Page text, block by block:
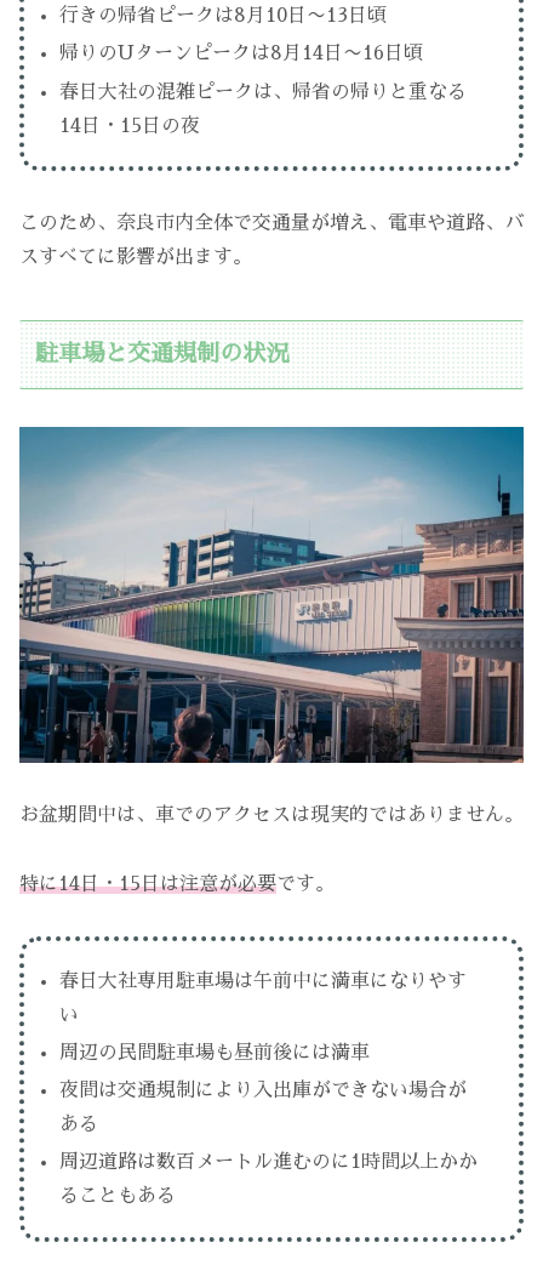
行きの帰省ピークは8月10日〜13日頃
帰りのUターンピークは8月14日〜16日頃
春日大社の混雑ピークは、帰省の帰りと重なる
14日・15日の夜
このため、奈良市内全体で交通量が増え、電車や道路、バ
スすべてに影響が出ます。
駐車場と交通規制の状況
お盆期間中は、車でのアクセスは現実的ではありません。
特に14日・15日は注意が必要です。
春日大社専用駐車場は午前中に満車になりやす
い
周辺の民間駐車場も昼前後には満車
夜間は交通規制により入出庫ができない場合が
ある
周辺道路は数百メートル進むのに1時間以上かか
ることもある